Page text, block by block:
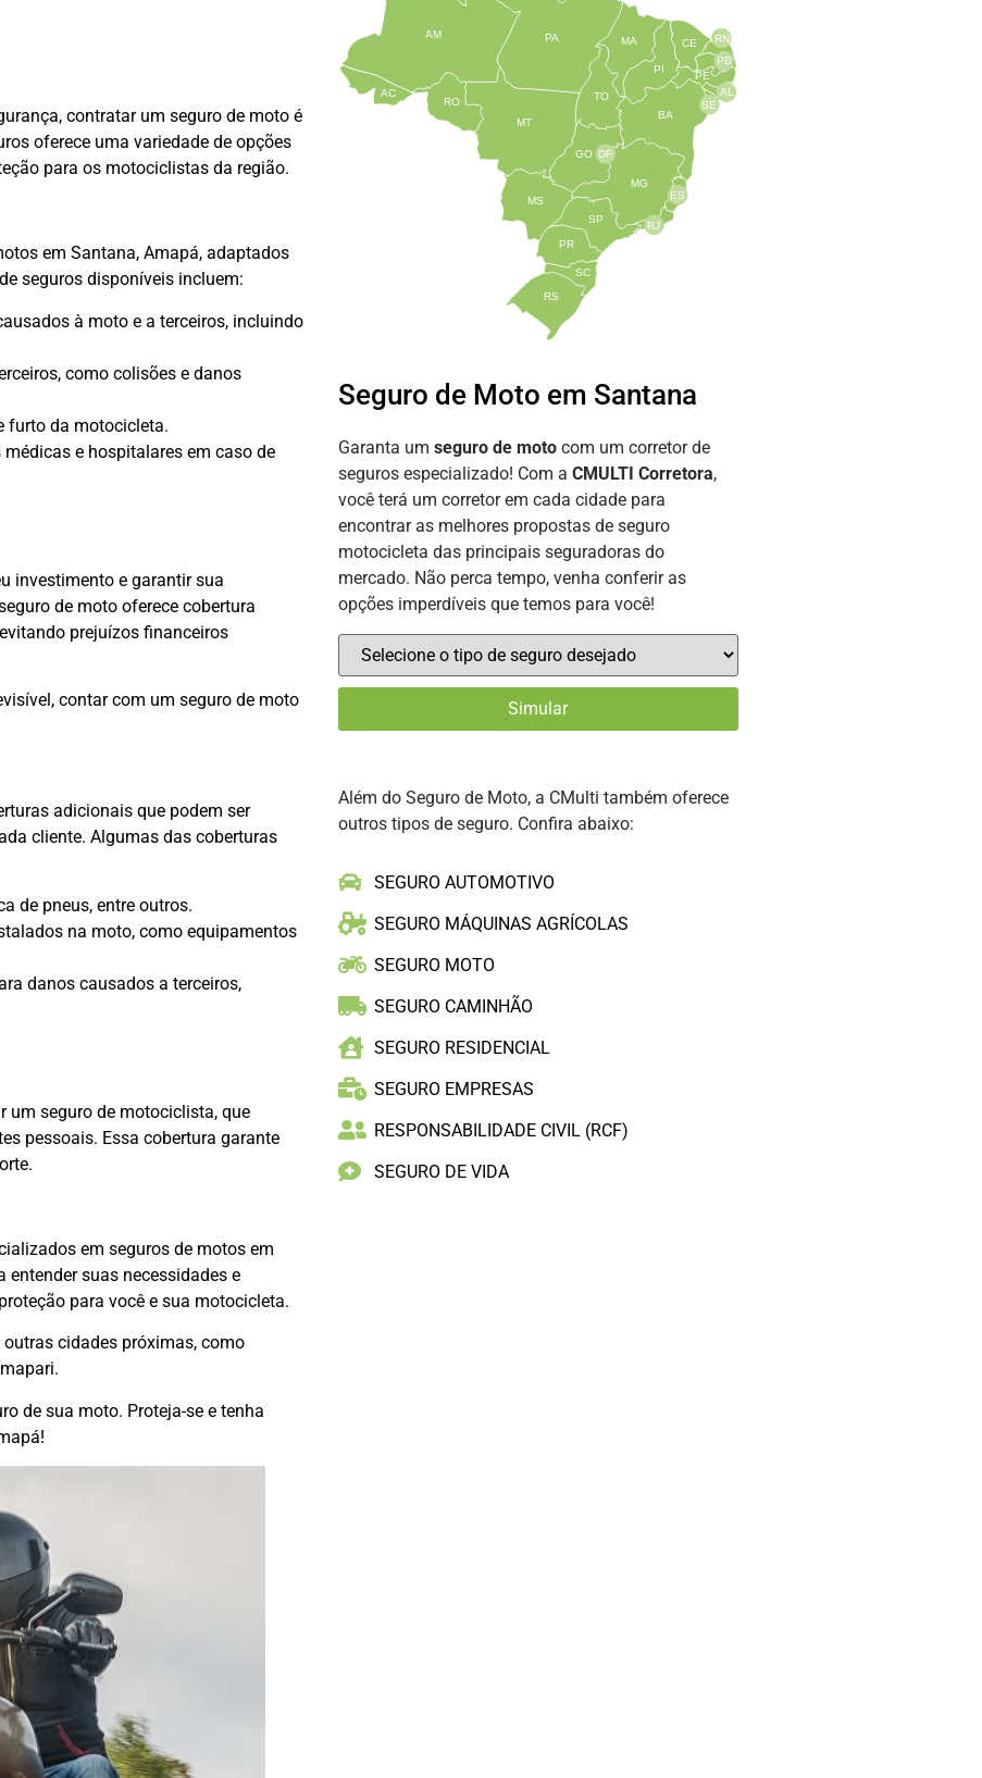
contratar um seguro de moto é
oferece uma variedade de opções
para os motociclistas da região.
em Santana, Amapá, adaptados
seguros disponíveis incluem:
à moto e a terceiros, incluindo
como colisões e danos
furto da motocicleta.
e hospitalares em caso de
investimento e garantir sua
de moto oferece cobertura
prejuízos financeiros
contar com um seguro de moto
adicionais que podem ser
cliente. Algumas das coberturas
de pneus, entre outros.
na moto, como equipamentos
danos causados a terceiros,
um seguro de motociclista, que
pessoais. Essa cobertura garante
em seguros de motos em
suas necessidades e
para você e sua motocicleta.
cidades próximas, como
de sua moto. Proteja-se e tenha
TO
BA
SE
PE
AL
RN
CE
PI
MA
PA
AM
AC
RO
MT
MS
GO
PR
SC
RS
SP
MG
RJ
ES
DF
PB
Seguro de Moto em Santana
Garanta um seguro de moto com um corretor de
seguros especializado! Com a CMULTI Corretora,
você terá um corretor em cada cidade para
encontrar as melhores propostas de seguro
motocicleta das principais seguradoras do
mercado. Não perca tempo, venha conferir as
opções imperdíveis que temos para você!
Além do Seguro de Moto, a CMulti também oferece
outros tipos de seguro. Confira abaixo:
SEGURO AUTOMOTIVO
SEGURO MÁQUINAS AGRÍCOLAS
SEGURO MOTO
SEGURO CAMINHÃO
SEGURO RESIDENCIAL
SEGURO EMPRESAS
RESPONSABILIDADE CIVIL (RCF)
SEGURO DE VIDA